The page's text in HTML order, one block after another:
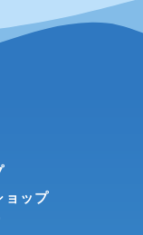
ョップ